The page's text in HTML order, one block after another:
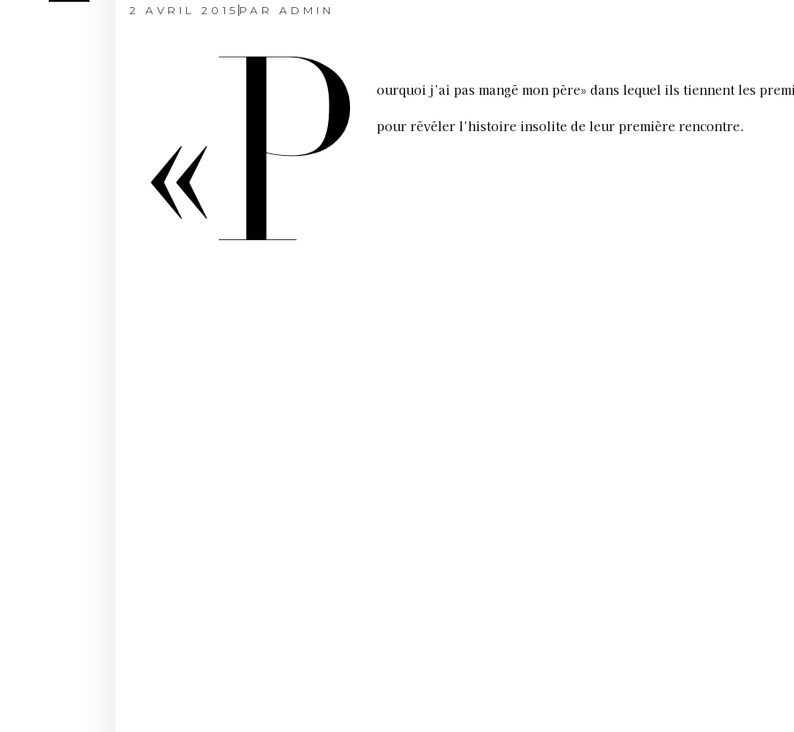
2 AVRIL 2015 PAR ADMIN
«p ourquoi j’ai pas mangé mon père» dans lequel ils tiennent les
pour révéler l’histoire insolite de leur première rencontre.